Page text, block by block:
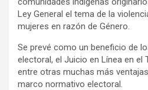
Ley General el tema de la
mujeres en razón de Género.
Se prevé como un beneficio de
electoral, el Juicio en Línea en el
entre otras muchas más
marco normativo electoral.